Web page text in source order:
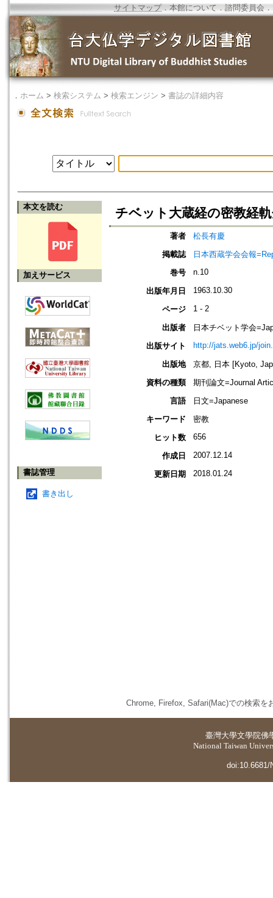
サイトマップ．本館について ． 諮問委員会 ．
． ホーム > 検索システム > 検索エンジン > 書誌の詳細内容
本文を読む
加えサービス
書誌管理
書き出し
チベット大蔵経の密教経
著者
松長有慶
掲載誌
日本西蔵学会会報
巻号
n.10
出版年月日 1963.10.30
ページ 1 - 2
出版者
日本チベット学会
出版サイト
http://jats.web6.jp/
出版地
京都, 日本 [Kyoto,
資料の種類
期刊論文=Journal
言語
日文=Japanese
キーワード
密教
ヒット数
656
作成日 2007.12.14
更新日期 2018.01.24
Chrome, Firefox, Safari(Mac)での検索を
臺灣大學文學院佛
National Taiwan
doi:10.6681/